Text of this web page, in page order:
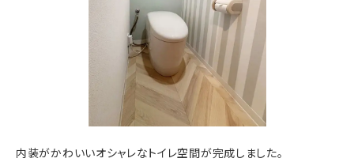
内装がかわいいオシャレなトイレ空間が完成しました。